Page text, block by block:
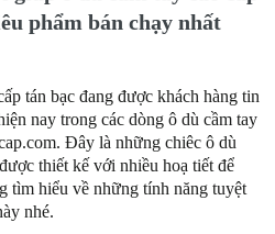
phẩm bán chạy nhất
tán bạc đang được khách hàng tin
nay trong các dòng ô dù cầm tay
Đây là những chiêc ô dù
thiết kế với nhiều hoạ tiết để
tìm hiểu về những tính năng tuyệt
nhé.